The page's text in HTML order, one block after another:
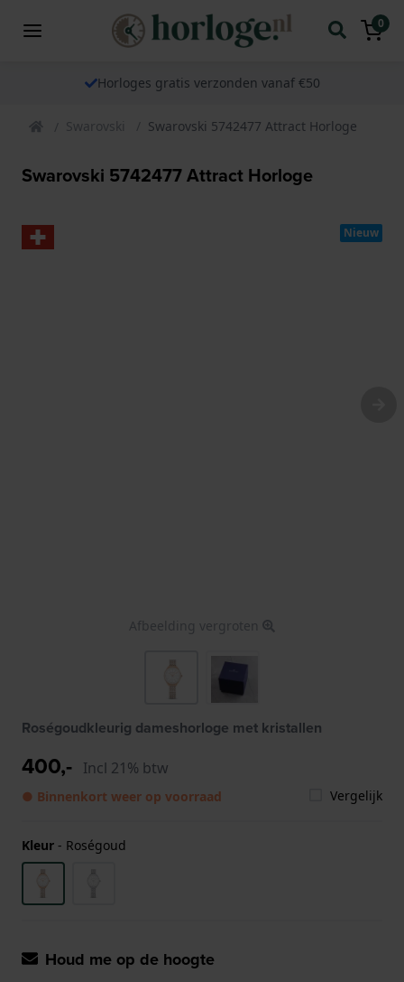
0
Horloges gratis verzonden vanaf €50
Swarovski Swarovski 5742477 Attract Horloge
Swarovski 5742477 Attract Horloge
Nieuw
Afbeelding vergroten
Roségoudkleurig dameshorloge met kristallen
400,- Incl 21% btw
● Binnenkort weer op voorraad Vergelijk
Kleur - Roségoud
Houd me op de hoogte